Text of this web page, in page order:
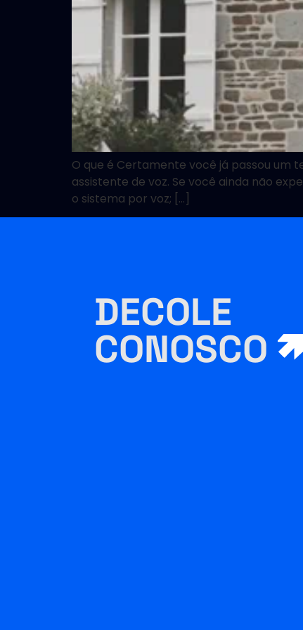
O que é Certamente você já passou um
assistente de voz. Se você ainda não
o sistema por voz; […]
DECOLE
CONOSCO